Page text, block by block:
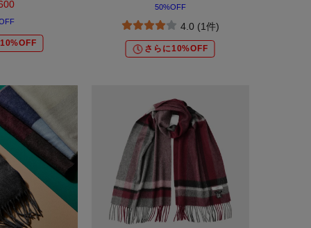
50%OFF
4.0 (1件)
さらに10%OFF